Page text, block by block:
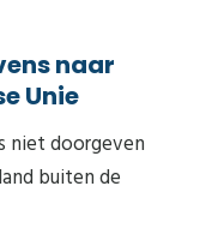
naar
Unie
niet doorgeven
buiten de